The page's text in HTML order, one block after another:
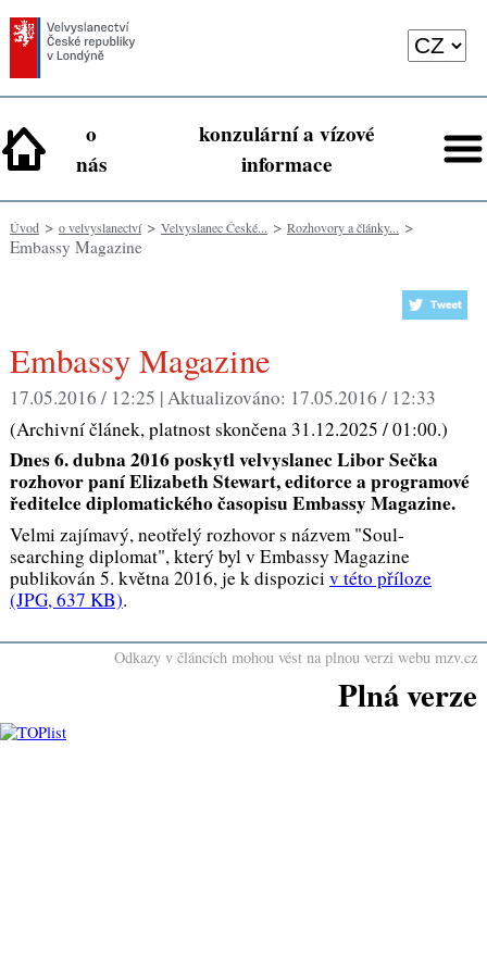
o
nás
konzulární a vízové
informace
Úvod> o velvyslanectví> Velvyslanec České... > Rozhovory a články... >
Embassy Magazine
Embassy Magazine
17.05.2016 / 12:25 |Aktualizováno: 17.05.2016 / 12:33
(Archivní článek, platnost skončena 31.12.2025 / 01:00.)
Dnes 6. dubna 2016 poskytl velvyslanec Libor Sečka
rozhovor paní Elizabeth Stewart, editorce a programové
ředitelce diplomatického časopisu Embassy Magazine.
Velmi zajímavý, neotřelý rozhovor s názvem "Soul-
searching diplomat", který byl v Embassy Magazine
publikován 5. května 2016, je k dispoziciv této příloze
(JPG, 637 KB).
Odkazy v článcích mohou vést na plnou verzi webu mzv.cz
Plná verze